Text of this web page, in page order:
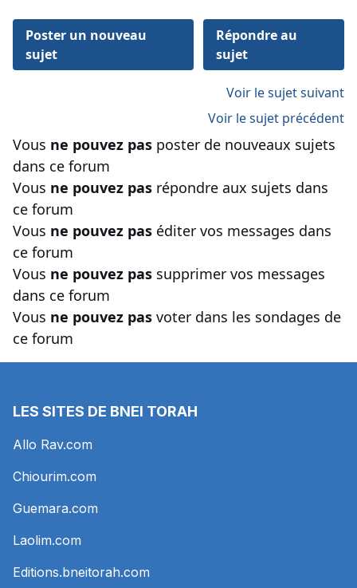
Poster un nouveau
sujet
Répondre au
sujet
Voir le sujet suivant
Voir le sujet précédent
Vous ne pouvez pas poster de nouveaux sujets
dans ce forum
Vous ne pouvez pas répondre aux sujets dans
ce forum
Vous ne pouvez pas éditer vos messages dans
ce forum
Vous ne pouvez pas supprimer vos messages
dans ce forum
Vous ne pouvez pas voter dans les sondages de
ce forum
LES SITES DE BNEI TORAH
Allo Rav.com
Chiourim.com
Guemara.com
Laolim.com
Editions.bneitorah.com